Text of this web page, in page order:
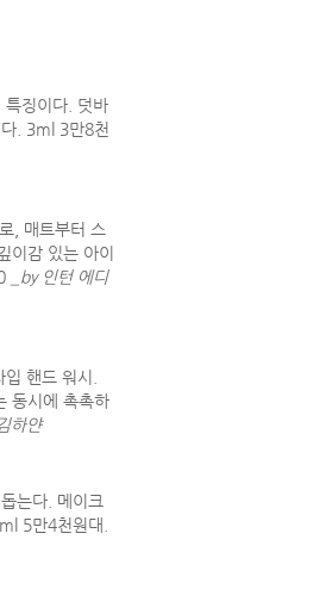
특징이다. 덧바
. 3ml 3만8천
, 매트부터 스
이감 있는 아이
_by 인턴 에디
핸드 워시.
동시에 촉촉하
하얀
는다. 메이크
5만4천원대.